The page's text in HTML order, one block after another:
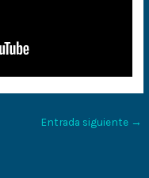
Entrada siguiente →